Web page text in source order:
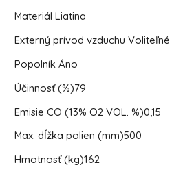
Materiál Liatina
Externý prívod vzduchu Voliteľné
Popolník Áno
Účinnosť (%)79
Emisie CO (13% O2 VOL. %)0,15
Max. dĺžka polien (mm)500
Hmotnosť (kg)162